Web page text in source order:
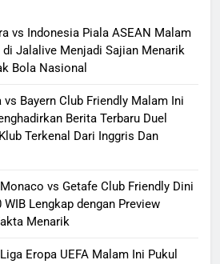
vs Indonesia Piala ASEAN Malam
di Jalalive Menjadi Sajian Menarik
Bola Nasional
Bayern Club Friendly Malam Ini
Berita Terbaru Duel
Terkenal Dari Inggris Dan
vs Getafe Club Friendly Dini
Lengkap dengan Preview
Menarik
Eropa UEFA Malam Ini Pukul